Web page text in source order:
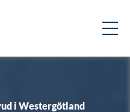
i Westergötland